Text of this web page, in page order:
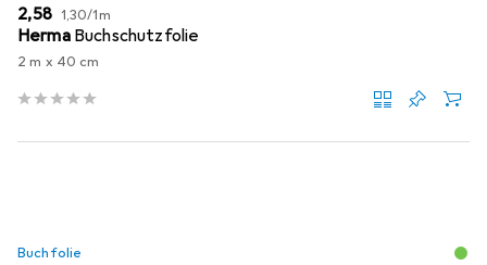
EUR
2,58 EUR
1,30/1m
Herma Buchschutzfolie
2 m x 40 cm
Buchfolie